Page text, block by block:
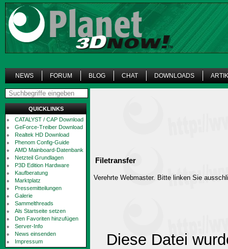
NEWS FORUM BLOG CHAT DOWNLOADS
QUICKLINKS
CATALYST / CAP Download
GeForce-Treiber Download
Realtek HD Download
Phenom Config-Guide
AMD Mainboard-Datenbank
Netzteil Grundlagen
P3D Edition Hardware
Kaufberatung
Marktplatz
Pressemitteilungen
Galerie
Sammelthreads
Als Startseite setzen
Den Favoriten hinzufügen
Server-Info
News einsenden
Impressum
Filetransfer
Verehrte Webmaster. Bitte linken Sie
Diese Datei